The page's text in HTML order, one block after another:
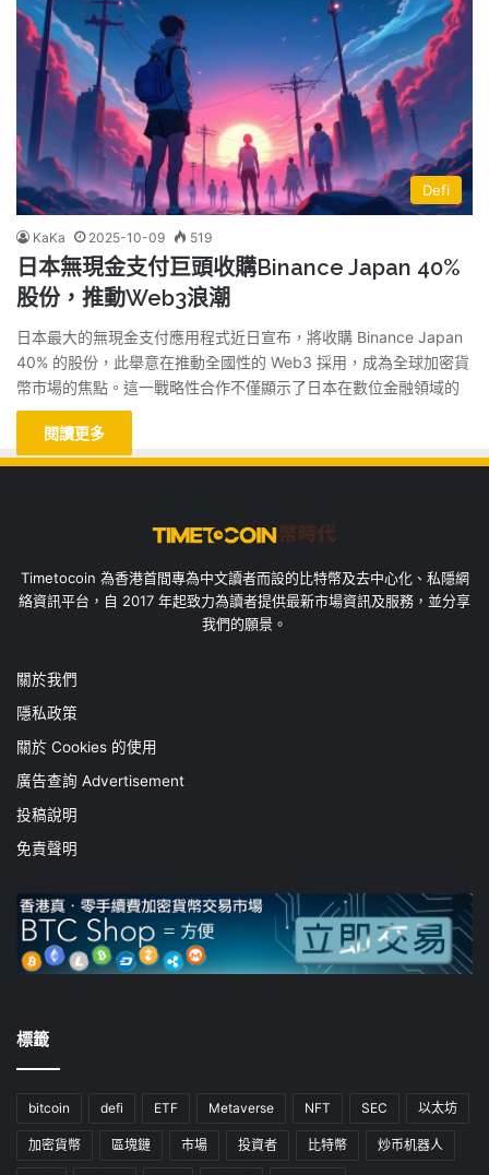
Defi
KaKa 2025-10-09 519
日本無現金支付巨頭收購Binance Japan 40%
股份，推動Web3浪潮
日本最大的無現金支付應用程式近日宣布，將收購 Binance Japan
40% 的股份，此舉意在推動全國性的 Web3 採用，成為全球加密貨
幣市場的焦點。這一戰略性合作不僅顯示了日本在數位金融領域的
閱讀更多
Timetocoin 為香港首間專為中文讀者而設的比特幣及去中心化、私隱網
絡資訊平台，自 2017 年起致力為讀者提供最新市場資訊及服務，並分享
我們的願景。
關於我們
隱私政策
關於 Cookies 的使用
廣告查詢 Advertisement
投稿說明
免責聲明
標籤
bitcoin defi ETF Metaverse NFT SEC 以太坊
加密貨幣 區塊鏈 市場 投資者 比特幣 炒币机器人